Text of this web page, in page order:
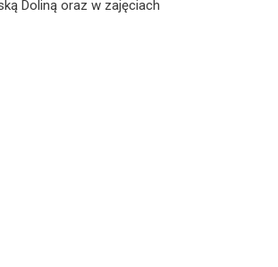
Doliną oraz w zajęciach